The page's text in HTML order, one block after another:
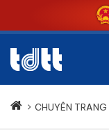
CHUYÊN TRANG